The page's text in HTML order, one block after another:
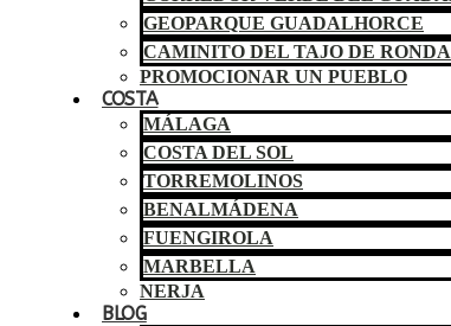
GEOPARQUE GUADALHORCE
CAMINITO DEL TAJO DE RONDA
PROMOCIONAR UN PUEBLO
COSTA
MÁLAGA
COSTA DEL SOL
TORREMOLINOS
BENALMÁDENA
FUENGIROLA
MARBELLA
NERJA
BLOG